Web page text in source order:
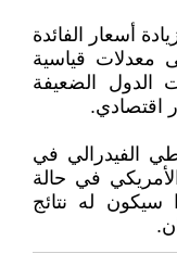
أسعار الفائدة
معدلات قياسية
الدول الضعيفة
اقتصادي.
الفيدرالي في
الأمريكي في حالة
له نتائج